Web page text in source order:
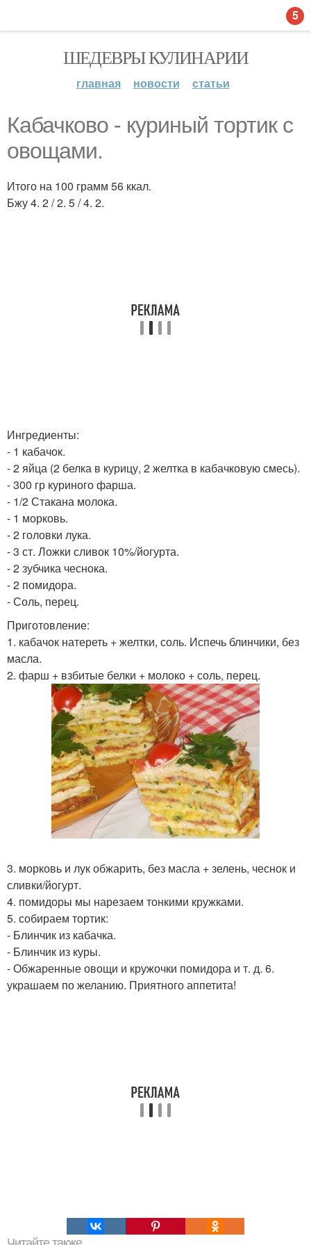
ШЕДЕВРЫ КУЛИНАРИИ
главная новости статьи
Кабачково - куриный тортик с
овощами.
Итого на 100 грамм 56 ккал.
Бжу 4. 2 / 2. 5 / 4. 2.
Ингредиенты:
- 1 кабачок.
- 2 яйца (2 белка в курицу, 2 желтка в кабачковую смесь).
- 300 гр куриного фарша.
- 1/2 Стакана молока.
- 1 морковь.
- 2 головки лука.
- 3 ст. Ложки сливок 10%/йогурта.
- 2 зубчика чеснока.
- 2 помидора.
- Соль, перец.
Приготовление:
1. кабачок натереть + желтки, соль. Испечь блинчики, без
масла.
2. фарш + взбитые белки + молоко + соль, перец.
3. морковь и лук обжарить, без масла + зелень, чеснок и
сливки/йогурт.
4. помидоры мы нарезаем тонкими кружками.
5. собираем тортик:
- Блинчик из кабачка.
- Блинчик из куры.
- Обжаренные овощи и кружочки помидора и т. д. 6.
украшаем по желанию. Приятного аппетита!
5